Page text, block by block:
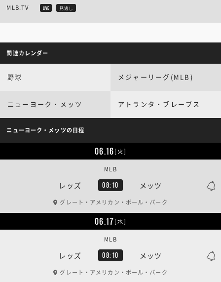
MLB.TV LIVE 見逃し
関連カレンダー
野球 メジャーリーグ(MLB)
ニューヨーク・メッツ アトランタ・ブレーブス
ニューヨーク・メッツの日程
06.16[火]
レッズ 08:10 メッツ
MLB
グレート・アメリカン・ボール・パーク
06.17[水]
レッズ 08:10 メッツ
MLB
グレート・アメリカン・ボール・パーク